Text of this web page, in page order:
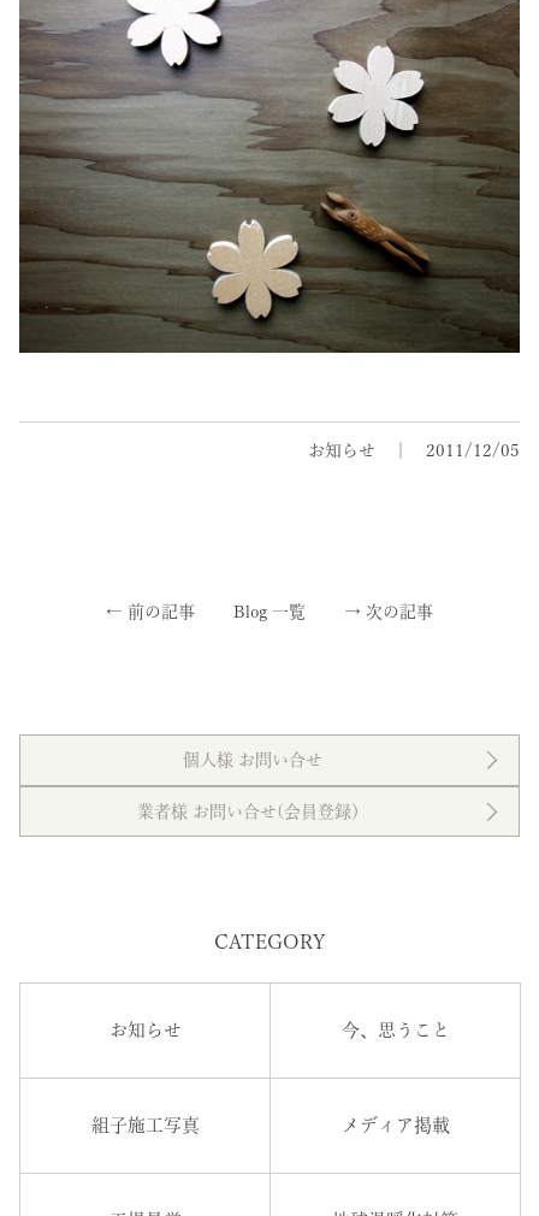
お知らせ 2011/12/05
← 前の記事 Blog 一覧 → 次の記事
個人様 お問い合せ
業者様 お問い合せ(会員登録）
CATEGORY
お知らせ 今、思うこと
組子施工写真 メディア掲載